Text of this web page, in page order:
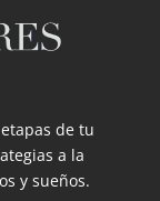
de tu
a la
y sueños.